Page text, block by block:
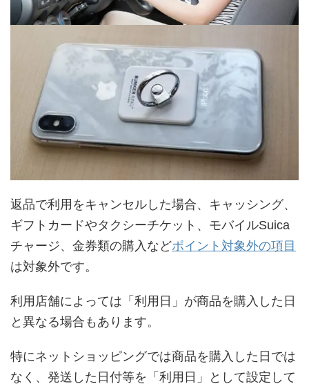
返品で利用をキャンセルした場合、キャッシング、
ギフトカードやタクシーチケット、モバイルSuica
チャージ、金券類の購入などポイント対象外の項目
は対象外です。
利用店舗によっては「利用日」が商品を購入した日
と異なる場合もあります。
特にネットショッピングでは商品を購入した日では
なく、発送した日付等を「利用日」として設定して